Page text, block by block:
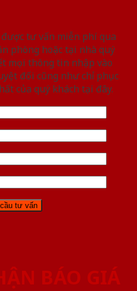
tư vấn miễn phí qua
phòng hoặc tại nhà quý
mọi thông tin nhập vào
đối cũng như chỉ phục
của quý khách tại đây.
BÁO GIÁ